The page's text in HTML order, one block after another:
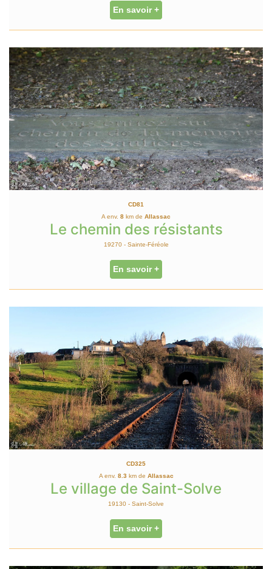
En savoir +
CD81
A env. 8 km de Allassac
Le chemin des résistants
19270 - Sainte-Féréole
En savoir +
CD325
A env. 8.3km de Allassac
Le village de Saint-Solve
19130 - Saint-Solve
En savoir +